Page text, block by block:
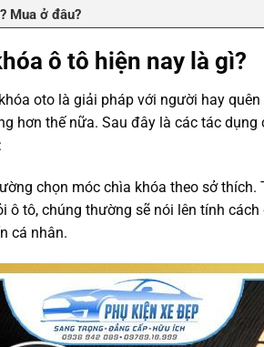
Mua ở đâu?
ô tô hiện nay là gì?
oto là giải pháp với người hay
hơn thế nữa. Sau đây là các tác
chọn móc chìa khóa theo sở
ô tô, chúng thường sẽ nói lên tính
cá nhân.